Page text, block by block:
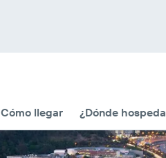
Cómo llegar ¿Dónde